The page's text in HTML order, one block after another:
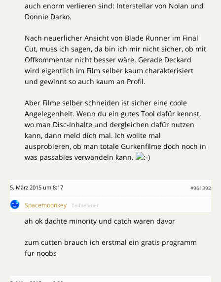
auch enorm verlieren sind: Interstellar von Nolan und
Donnie Darko.
Nach neuerlicher Ansicht von Blade Runner im Final
Cut, muss ich sagen, da bin ich mir nicht sicher, ob mit
Offkommentar nicht besser wäre. Gerade Deckard
wird eigentlich im Film selber kaum charakterisiert
und gewinnt so auch kaum an Profil.
Aber Filme selber schneiden ist sicher eine coole
Angelegenheit. Wenn du ein gutes Tool dafür kennst,
wo man Disc-Inhalte und dergleichen dafür nutzen
kann, dann meld dich mal. Ich wollte mal
ausprobieren, ob man totale Gurkenfilme doch noch in
was passables verwandeln kann.
5. März 2015 um 8:17 #961392
Spacemoonkey Teilnehmer
ah ok dachte minority und catch waren davor
zum cutten brauch ich erstmal ein gratis programm
für noobs